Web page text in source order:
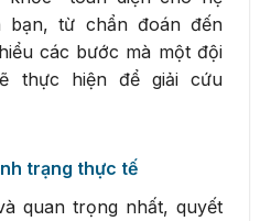
bạn, từ chẩn đoán đến
các bước mà một đội
thực hiện để giải cứu
trạng thực tế
quan trọng nhất, quyết